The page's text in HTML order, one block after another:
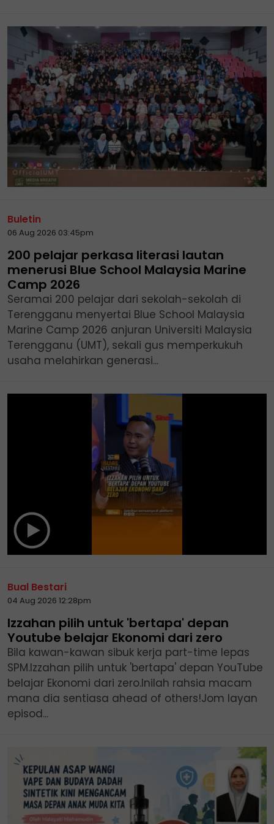
Buletin
06 Aug 2026 03:45pm
200 pelajar perkasa literasi lautan
menerusi Blue School Malaysia Marine
Camp 2026
Seramai 200 pelajar dari sekolah-sekolah di
Terengganu menyertai Blue School Malaysia
Marine Camp 2026 anjuran Universiti Malaysia
Terengganu (UMT), sekali gus memperkukuh
usaha melahirkan generasi...
Bual Bestari
04 Aug 2026 12:28pm
Izzahan pilih untuk 'bertapa' depan
Youtube belajar Ekonomi dari zero
Bila kawan-kawan sibuk kerja part-time lepas
SPM.Izzahan pilih untuk 'bertapa' depan YouTube
belajar Ekonomi dari zero.Inilah rahsia macam
mana dia sentiasa ahead of others!Jom layan
episod...